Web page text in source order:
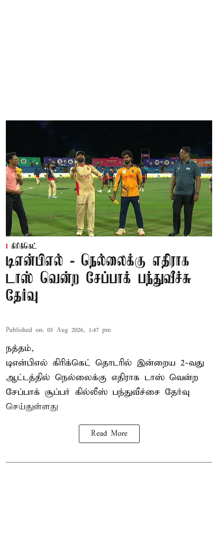
கிரிக்கெட்
டிஎன்பிஎல் - நெல்லைக்கு எதிராக
டாஸ் வென்ற சேப்பாக் பந்துவீச்சு
தேர்வு
Published on: 05 Aug 2026, 1:47 pm
நத்தம்,
டிஎன்பிஎல் கிரிக்கெட் தொடரில் இன்றைய 2-வது
ஆட்டத்தில் நெல்லைக்கு எதிராக டாஸ் வென்ற
சேப்பாக் சூப்பர் கில்லீஸ் பந்துவீச்சை தேர்வு
செய்துள்ளது
Read More